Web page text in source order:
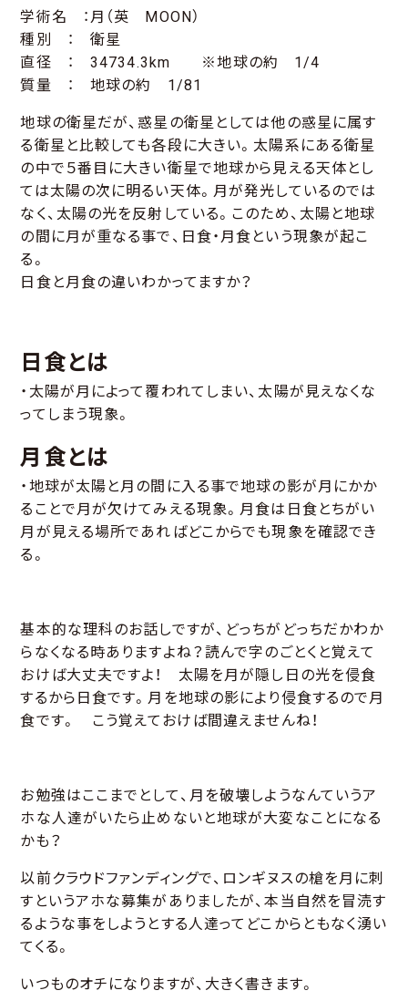
学術名 ：月（英 MOON）
種別 ： 衛星
直径 ： 34734.3km ※地球の約 1/4
質量 ： 地球の約 1/81
地球の衛星だが、惑星の衛星としては他の惑星に属す
る衛星と比較しても各段に大きい。太陽系にある衛星
の中で５番目に大きい衛星で地球から見える天体とし
ては太陽の次に明るい天体。月が発光しているのでは
なく、太陽の光を反射している。このため、太陽と地球
の間に月が重なる事で、日食・月食という現象が起こ
る。
日食と月食の違いわかってますか？
日食とは
・太陽が月によって覆われてしまい、太陽が見えなくな
ってしまう現象。
月食とは
・地球が太陽と月の間に入る事で地球の影が月にかか
ることで月が欠けてみえる現象。月食は日食とちがい
月が見える場所であればどこからでも現象を確認でき
る。
基本的な理科のお話しですが、どっちがどっちだかわか
らなくなる時ありますよね？読んで字のごとくと覚えて
おけば大丈夫ですよ！ 太陽を月が隠し日の光を侵食
するから日食です。月を地球の影により侵食するので月
食です。 こう覚えておけば間違えませんね！
お勉強はここまでとして、月を破壊しようなんていうア
ホな人達がいたら止めないと地球が大変なことになる
かも？
以前クラウドファンディングで、ロンギヌスの槍を月に刺
すというアホな募集がありましたが、本当自然を冒涜す
るような事をしようとする人達ってどこからともなく湧い
てくる。
いつものオチになりますが、大きく書きます。